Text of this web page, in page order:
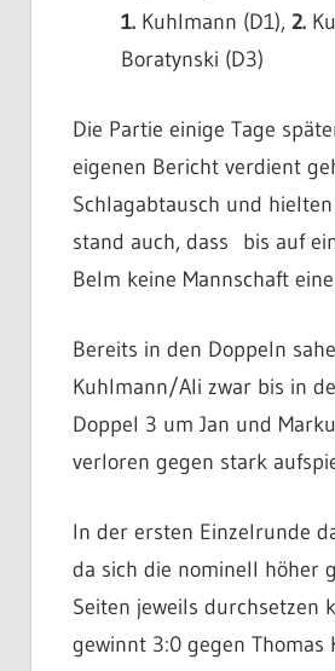
1.Kuhlmann (D1), 2.
Boratynski (D3)
Die Partie einige Tage
eigenen Bericht verdient
Schlagabtausch und
stand auch, dass bis auf
Belm keine Mannschaft
Bereits in den Doppeln
Kuhlmann/Ali zwar bis in
Doppel 3 um Jan und
verloren gegen stark
In der ersten Einzelrunde
da sich die nominell höher
Seiten jeweils durchsetzen
gewinnt 3:0 gegen Thomas